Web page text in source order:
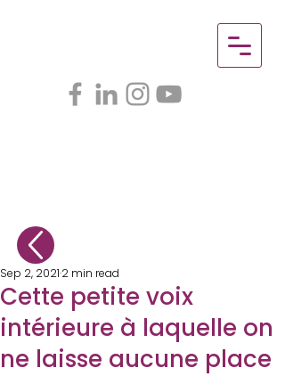
Cette petite voix
intérieure à laquelle on
ne laisse aucune place
Sep 2, 2021 2 min read